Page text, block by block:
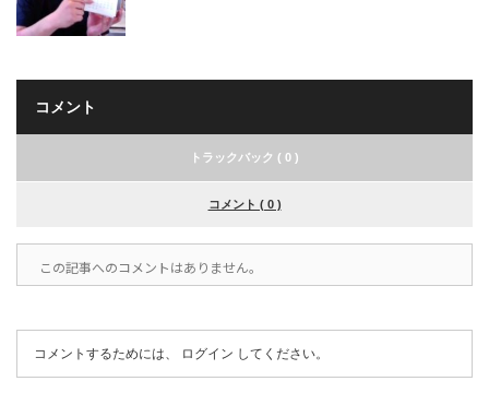
コメント
トラックバック ( 0 )
コメント ( 0 )
この記事へのコメントはありません。
コメントするためには、 ログイン してください。